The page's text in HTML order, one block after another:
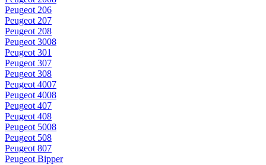
Peugeot 206
Peugeot 207
Peugeot 208
Peugeot 3008
Peugeot 301
Peugeot 307
Peugeot 308
Peugeot 4007
Peugeot 4008
Peugeot 407
Peugeot 408
Peugeot 5008
Peugeot 508
Peugeot 807
Peugeot Bipper